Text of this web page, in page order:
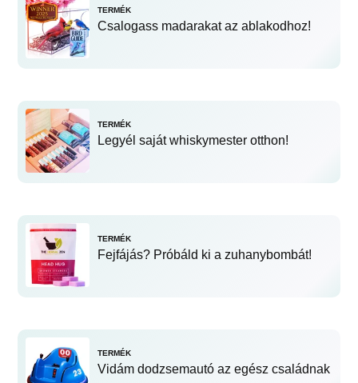
TERMÉK
Csalogass madarakat az ablakodhoz!
TERMÉK
Legyél saját whiskymester otthon!
TERMÉK
Fejfájás? Próbáld ki a zuhanybombát!
TERMÉK
Vidám dodzsemautó az egész családnak